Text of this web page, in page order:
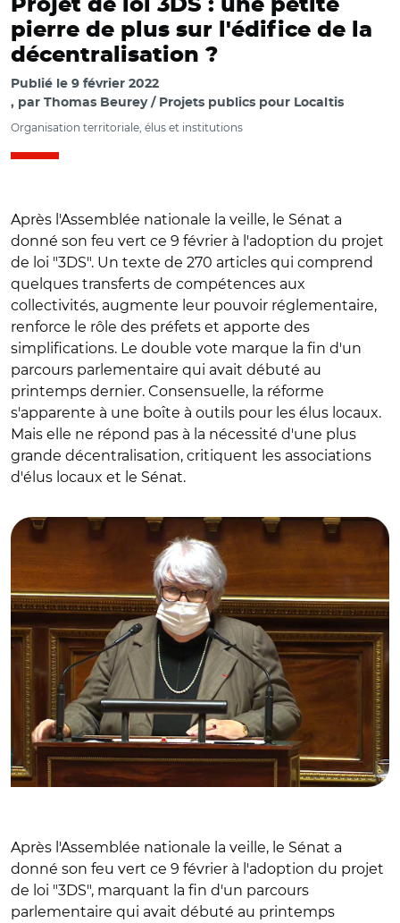
Projet de loi 3DS : une petite
pierre de plus sur l'édifice de la
décentralisation ?
Publié le 9 février 2022
par Thomas Beurey / Projets publics pour Localtis
Organisation territoriale, élus et institutions
Après l'Assemblée nationale la veille, le Sénat a
donné son feu vert ce 9 février à l'adoption du projet
de loi "3DS". Un texte de 270 articles qui comprend
quelques transferts de compétences aux
collectivités, augmente leur pouvoir réglementaire,
renforce le rôle des préfets et apporte des
simplifications. Le double vote marque la fin d'un
parcours parlementaire qui avait débuté au
printemps dernier. Consensuelle, la réforme
s'apparente à une boîte à outils pour les élus locaux.
Mais elle ne répond pas à la nécessité d'une plus
grande décentralisation, critiquent les associations
d'élus locaux et le Sénat.
Après l'Assemblée nationale la veille, le Sénat a
donné son feu vert ce 9 février à l'adoption du projet
de loi "3DS", marquant la fin d'un parcours
parlementaire qui avait débuté au printemps